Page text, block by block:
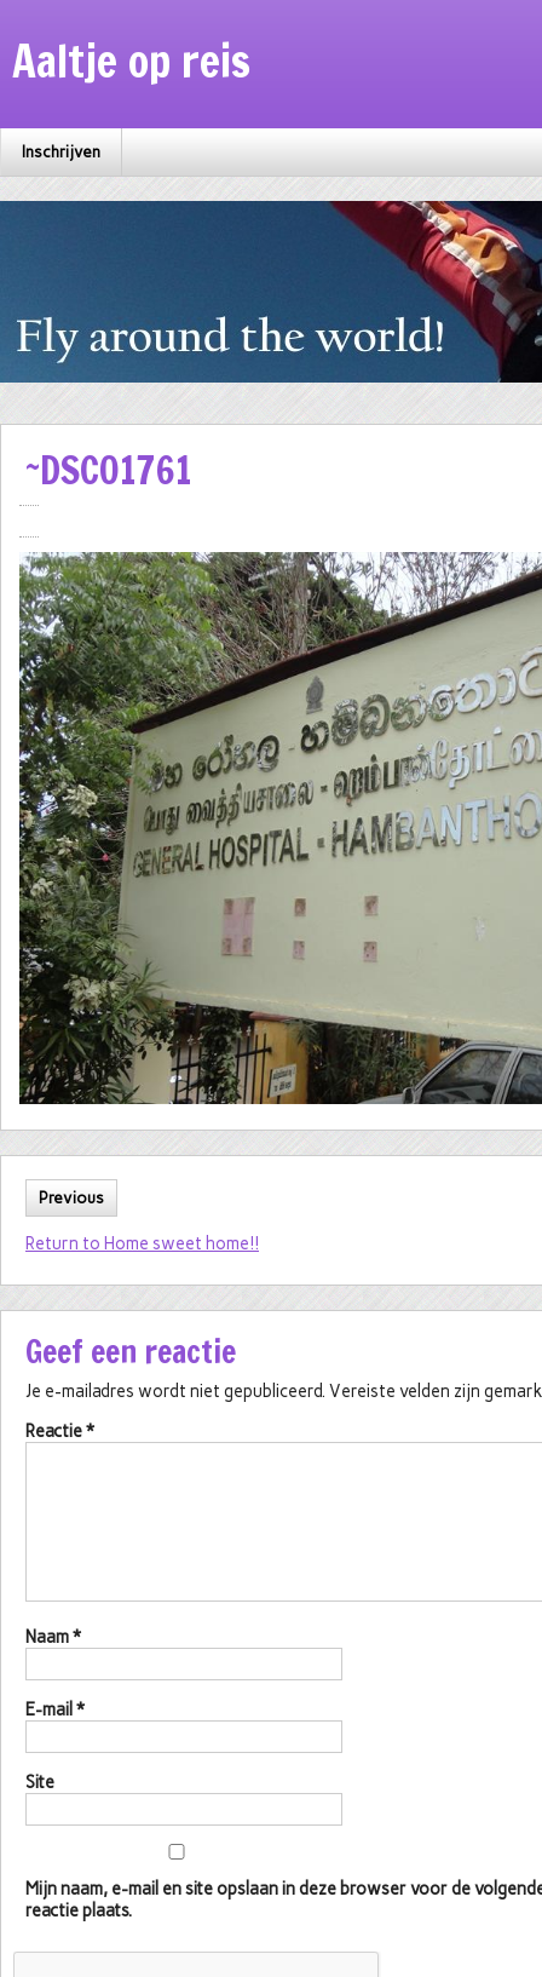
Aaltje op reis
Inschrijven
~DSC01761
Previous
Return to Home sweet home!!
Geef een reactie
Je e-mailadres wordt niet gepubliceerd. Vereiste velden zijn
Reactie*
Naam*
E-mail *
Site
Mijn naam, e-mail en site opslaan in deze browser voor de
reactie plaats.